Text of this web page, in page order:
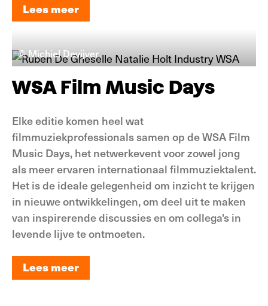
Lees meer
© Michiel Devijver
WSA Film Music Days
Elke editie komen heel wat
filmmuziekprofessionals samen op de WSA Film
Music Days, het netwerkevent voor zowel jong
als meer ervaren internationaal filmmuziektalent.
Het is de ideale gelegenheid om inzicht te krijgen
in nieuwe ontwikkelingen, om deel uit te maken
van inspirerende discussies en om collega's in
levende lijve te ontmoeten.
Lees meer